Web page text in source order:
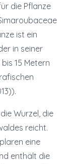
die Pflanze
ist ein
in seiner
15 Metern
Wurzel, die
reicht.
eine
enthält die